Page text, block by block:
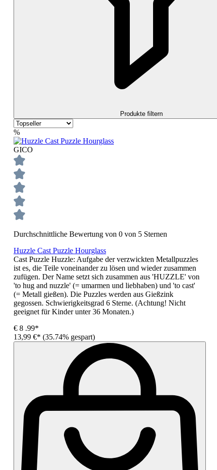
Produkte filtern
%
GICO
Durchschnittliche Bewertung von 0 von 5 Sternen
Huzzle Cast Puzzle Hourglass
Cast Puzzle Huzzle: Aufgabe der verzwickten Metallpuzzles
ist es, die Teile voneinander zu lösen und wieder zusammen
zufügen. Der Name setzt sich zusammen aus 'HUZZLE' von
'to hug and nuzzle' (= umarmen und liebhaben) und 'to cast'
(= Metall gießen). Die Puzzles werden aus Gießzink
gegossen. Schwierigkeitsgrad 6 Sterne. (Achtung! Nicht
geeignet für Kinder unter 36 Monaten.)
€ 8 .99*
13,99 €* (35.74% gespart)